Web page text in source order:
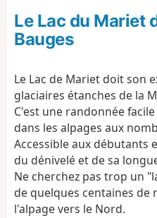
o
Le Lac du Mariet
Bauges
Le Lac de Mariet doit son
glaciaires étanches de la
C'est une randonnée
dans les alpages aux
Accessible aux débutants
du dénivelé et de sa
Ne cherchez pas trop un
de quelques centaines de
l'alpage vers le Nord.